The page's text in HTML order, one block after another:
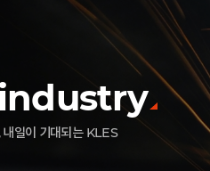
위해 일하는 사람들
같이 가는 KLES
내일이 기대되는 KLES